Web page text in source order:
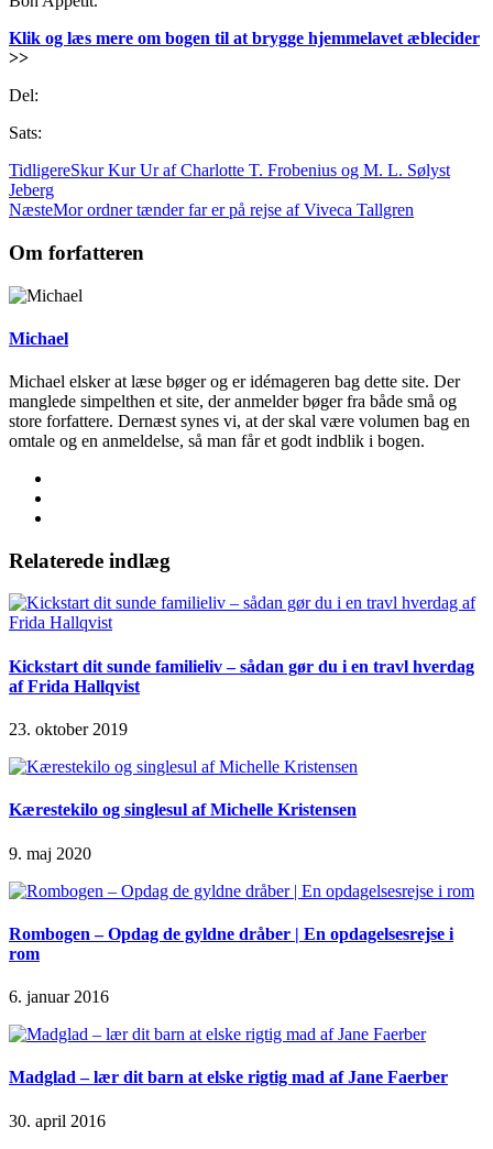
Klik og læs mere om bogen til at brygge hjemmelavet æblecider
>>
Del:
Sats:
TidligereSkur Kur Ur af Charlotte T. Frobenius og M. L. Sølyst
Jeberg
NæsteMor ordner tænder far er på rejse af Viveca Tallgren
Om forfatteren
Michael
Michael elsker at læse bøger og er idémageren bag dette site. Der
manglede simpelthen et site, der anmelder bøger fra både små og
store forfattere. Dernæst synes vi, at der skal være volumen bag en
omtale og en anmeldelse, så man får et godt indblik i bogen.
Relaterede indlæg
Kickstart dit sunde familieliv – sådan gør du i en travl hverdag
af Frida Hallqvist
23. oktober 2019
Kærestekilo og singlesul af Michelle Kristensen
9. maj 2020
Rombogen – Opdag de gyldne dråber | En opdagelsesrejse i
rom
6. januar 2016
Madglad – lær dit barn at elske rigtig mad af Jane Faerber
30. april 2016